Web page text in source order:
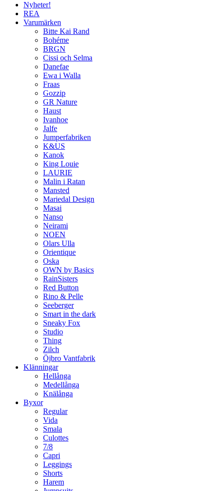
Nyheter!
REA
Varumärken
Bitte Kai Rand
Bohéme
BRGN
Cissi och Selma
Danefae
Ewa i Walla
Fraas
Gozzip
GR Nature
Haust
Ivanhoe
Jalfe
Jumperfabriken
K&US
Kanok
King Louie
LAURIE
Malin i Ratan
Mansted
Mariedal Design
Masai
Nanso
Neirami
NOEN
Olars Ulla
Orientique
Oska
OWN by Basics
RainSisters
Red Button
Rino & Pelle
Seeberger
Smart in the dark
Sneaky Fox
Studio
Thing
Zilch
Öjbro Vantfabrik
Klänningar
Hellånga
Medellånga
Knälånga
Byxor
Regular
Vida
Smala
Culottes
7/8
Capri
Leggings
Shorts
Harem